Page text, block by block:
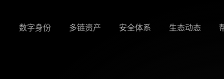
数字身份 多链资产 安全体系 生态动态